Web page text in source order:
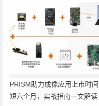
PRISM助力成像应用上市时
短六个月，实战指南一文解读